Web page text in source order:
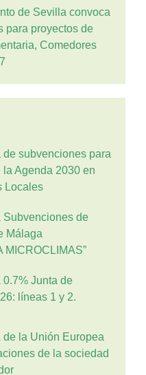
de Sevilla convoca
para proyectos de
Comedores
subvenciones para
Agenda 2030 en
Locales
Subvenciones de
Málaga
MICROCLIMAS”
Junta de
líneas 1 y 2.
de la Unión Europea
de la sociedad